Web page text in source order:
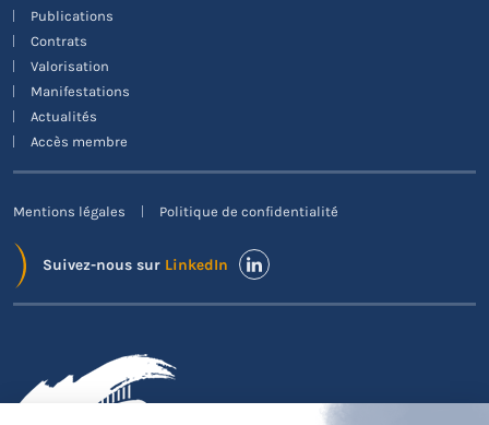
Publications
Contrats
Valorisation
Manifestations
Actualités
Accès membre
Mentions légales Politique de confidentialité
Suivez-nous sur LinkedIn